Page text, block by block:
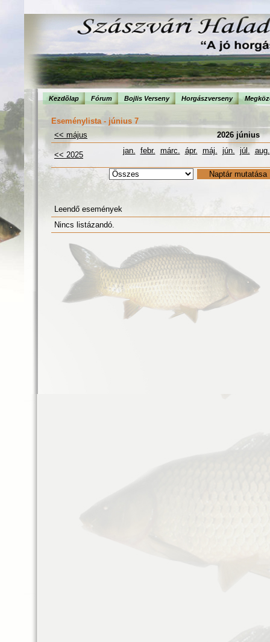
Kezdõlap Fórum Bojlis Verseny Horgászverseny
Eseménylista - június 7
<< május
2026 június
<< 2025 jan. febr. márc. ápr. máj. jún. júl. aug.
Leendő események
Nincs listázandó.